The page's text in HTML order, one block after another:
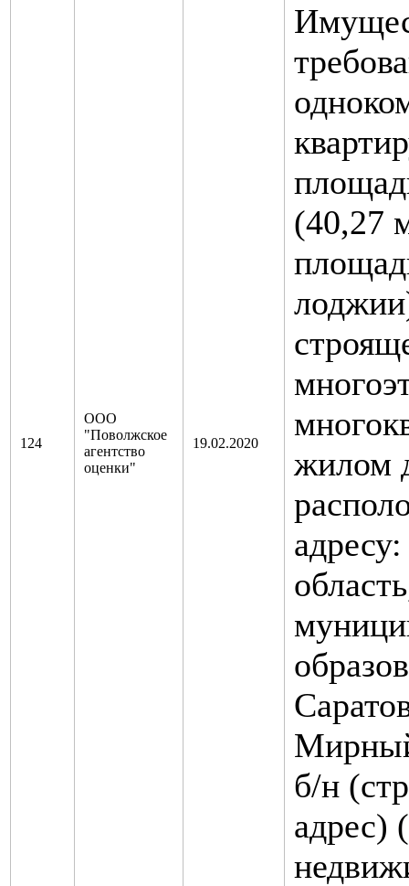
124
ООО
"Поволжское
агентство
оценки"
19.02.2020
(40,27
жилом
б/н
адрес)